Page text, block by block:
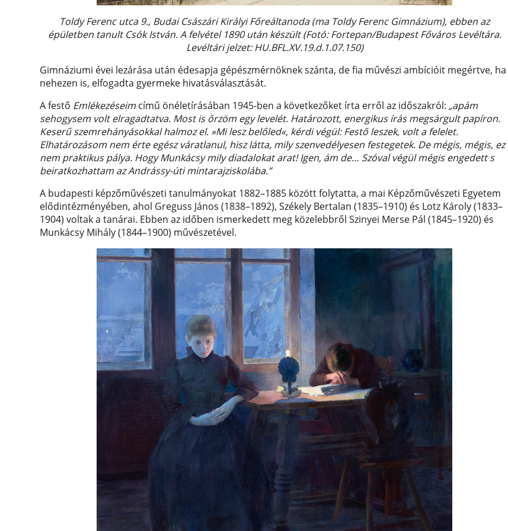
Toldy Ferenc utca 9., Budai Császári Királyi Főreáltanoda (ma Toldy Ferenc Gimnázium), ebben az
épületben tanult Csók István. A felvétel 1890 után készült (Fotó: Fortepan/Budapest Főváros Levéltára.
Levéltári jelzet: HU.BFL.XV.19.d.1.07.150)
Gimnáziumi évei lezárása után édesapja gépészmérnöknek szánta, de fia művészi ambícióit megértve, ha
nehezen is, elfogadta gyermeke hivatásválasztását.
A festő Emlékezéseimcímű önéletírásában 1945-ben a következőket írta erről az időszakról:„apám
sehogysem volt elragadtatva. Most is őrzöm egy levelét. Határozott, energikus írás megsárgult papíron.
Keserű szemrehányásokkal halmoz el. »Mi lesz belőled«, kérdi végül: Festő leszek, volt a felelet.
Elhatározásom nem érte egész váratlanul, hisz látta, mily szenvedélyesen festegetek. De mégis, mégis, ez
nem praktikus pálya. Hogy Munkácsy mily diadalokat arat! Igen, ám de… Szóval végül mégis engedett s
beiratkozhattam az Andrássy-úti mintarajziskolába.”
A budapesti képzőművészeti tanulmányokat 1882–1885 között folytatta, a mai Képzőművészeti Egyetem
elődintézményében, ahol Greguss János (1838–1892), Székely Bertalan (1835–1910) és Lotz Károly (1833–
1904) voltak a tanárai. Ebben az időben ismerkedett meg közelebbről Szinyei Merse Pál (1845–1920) és
Munkácsy Mihály (1844–1900) művészetével.